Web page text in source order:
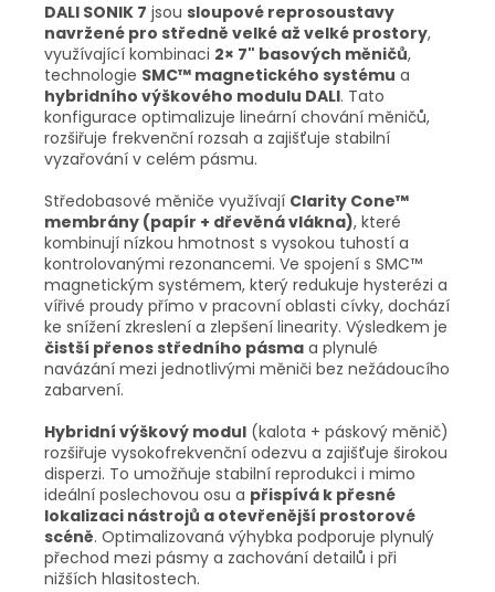
DALI SONIK 7 jsou sloupové reprosoustavy
navržené pro středně velké až velké prostory,
využívající kombinaci 2× 7" basových měničů,
technologie SMC™ magnetického systému a
hybridního výškového modulu DALI. Tato
konfigurace optimalizuje lineární chování měničů,
rozšiřuje frekvenční rozsah a zajišťuje stabilní
vyzařování v celém pásmu.
Středobasové měniče využívají Clarity Cone™
membrány (papír + dřevěná vlákna), které
kombinují nízkou hmotnost s vysokou tuhostí a
kontrolovanými rezonancemi. Ve spojení s SMC™
magnetickým systémem, který redukuje hysterézi a
vířivé proudy přímo v pracovní oblasti cívky, dochází
ke snížení zkreslení a zlepšení linearity. Výsledkem je
čistší přenos středního pásma a plynulé
navázání mezi jednotlivými měniči bez nežádoucího
zabarvení.
Hybridní výškový modul (kalota + páskový měnič)
rozšiřuje vysokofrekvenční odezvu a zajišťuje širokou
disperzi. To umožňuje stabilní reprodukci i mimo
ideální poslechovou osu a přispívá k přesné
lokalizaci nástrojů a otevřenější prostorové
scéně. Optimalizovaná výhybka podporuje plynulý
přechod mezi pásmy a zachování detailů i při
nižších hlasitostech.